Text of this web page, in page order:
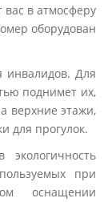
в атмосферу
оборудован
инвалидов. Для
поднимет их,
верхние этажи,
для прогулок.
при
оснащении